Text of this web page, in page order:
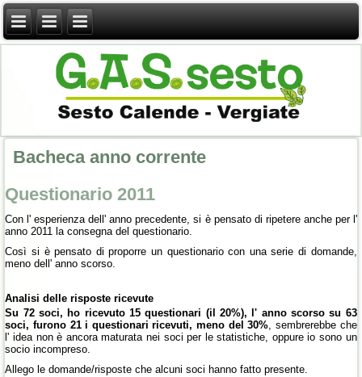
Bacheca anno corrente
Questionario 2011
Con l' esperienza dell' anno precedente, si è pensato di ripetere anche per l'
anno 2011 la consegna del questionario.
Così si è pensato di proporre un questionario con una serie di domande,
meno dell' anno scorso.
Analisi delle risposte ricevute
Su 72 soci, ho ricevuto 15 questionari (il 20%), l' anno scorso su 63
soci, furono 21 i questionari ricevuti, meno del 30%, sembrerebbe che
l' idea non è ancora maturata nei soci per le statistiche, oppure io sono un
socio incompreso.
Allego le domande/risposte che alcuni soci hanno fatto presente.